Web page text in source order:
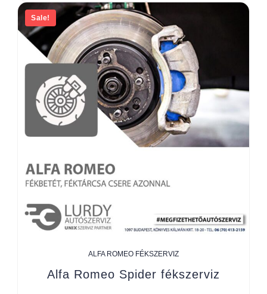
Sale!
ALFA ROMEO FÉKSZERVIZ
Alfa Romeo Spider fékszerviz